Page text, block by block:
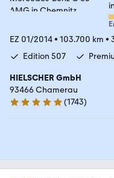
EZ 01/2014• 103.700 km •
Edition 507
HIELSCHER GmbH
93466 Chamerau
4.9 Sterne
(1743)